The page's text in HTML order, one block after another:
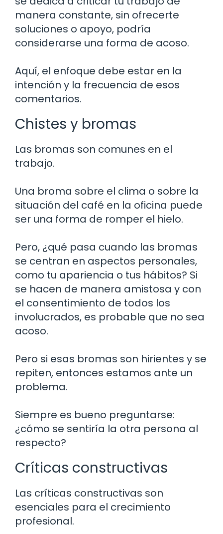
manera constante, sin ofrecerte
soluciones o apoyo, podría
considerarse una forma de acoso.
Aquí, el enfoque debe estar en la
intención y la frecuencia de esos
comentarios.
Chistes y bromas
Las bromas son comunes en el
trabajo.
Una broma sobre el clima o sobre la
situación del café en la oficina puede
ser una forma de romper el hielo.
Pero, ¿qué pasa cuando las bromas
se centran en aspectos personales,
como tu apariencia o tus hábitos? Si
se hacen de manera amistosa y con
el consentimiento de todos los
involucrados, es probable que no sea
acoso.
Pero si esas bromas son hirientes y se
repiten, entonces estamos ante un
problema.
Siempre es bueno preguntarse:
¿cómo se sentiría la otra persona al
respecto?
Críticas constructivas
Las críticas constructivas son
esenciales para el crecimiento
profesional.